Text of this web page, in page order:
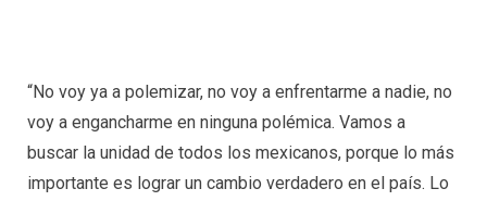
“No voy ya a polemizar, no voy a enfrentarme a nadie, no
voy a engancharme en ninguna polémica. Vamos a
buscar la unidad de todos los mexicanos, porque lo más
importante es lograr un cambio verdadero en el país. Lo